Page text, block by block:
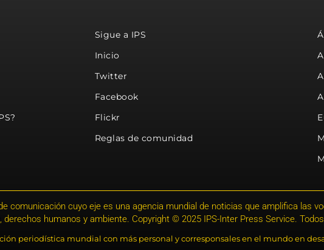
Sigue a IPS
Inicio
Twitter
Facebook
Flickr
Reglas de comunidad
comunicación cuyo eje es una agencia mundial de noticias que amplifica las
derechos humanos y ambiente. Copyright © 2025 IPS-Inter Press Service.
periodística mundial con más personal y corresponsales en el mundo en